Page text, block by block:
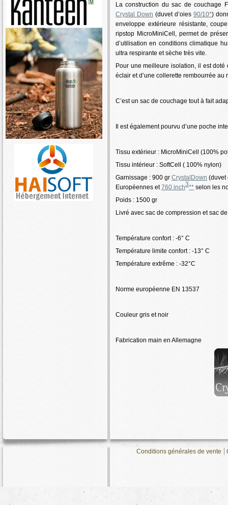
La construction du sac de couchage
Crystal Down (duvet d’oies 90/10*)
enveloppe extérieure résistante,
ripstop MicroMiniCell, permet de
d’utilisation en conditions climatique
ultra respirante et sèche très vite.
Pour une meilleure isolation, il est doté
éclair et d’une collerette rembourrée
C’est un sac de couchage tout à fait
Il est également pourvu d’une poche
Tissu extérieur : MicroMiniCell (100%
Tissu intérieur : SoftCell ( 100% nylon)
Garnissage : 900 gr CrystalDown (duvet
Européennes et760 inch3** selon les
Poids : 1500 gr
Livré avec sac de compression et sac
Température confort : -6° C
Température limite confort : -13° C
Température extrême : -32°C
Norme européenne EN 13537
Couleur gris et noir
Fabrication main en Allemagne
Conditions générales de vente